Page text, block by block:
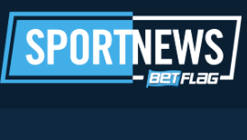
al
contenuto